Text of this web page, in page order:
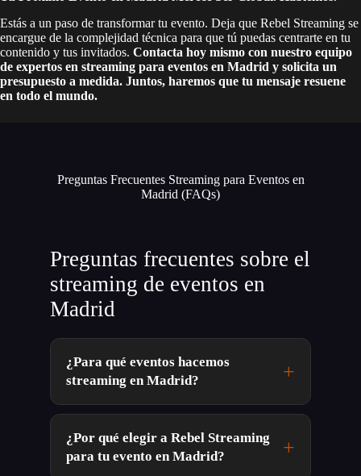
Estás a un paso de transformar tu evento. Deja que Rebel Streaming se
encargue de la complejidad técnica para que tú puedas centrarte en tu
contenido y tus invitados. Contacta hoy mismo con nuestro equipo
de expertos en streaming para eventos en Madrid y solicita un
presupuesto a medida. Juntos, haremos que tu mensaje resuene
en todo el mundo.
Preguntas Frecuentes Streaming para Eventos en
Madrid (FAQs)
Preguntas frecuentes sobre el
streaming de eventos en
Madrid
¿Para qué eventos hacemos
streaming en Madrid?
¿Por qué elegir a Rebel Streaming
para tu evento en Madrid?